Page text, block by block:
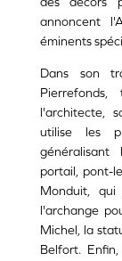
annoncent
éminents
Dans son
l'architecte,
utilise les
généralisant
portail, pont-
Monduit,
l'archange
Michel, la
Belfort.